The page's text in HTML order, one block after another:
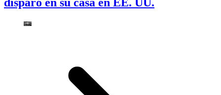
disparó en su casa en EE. UU.